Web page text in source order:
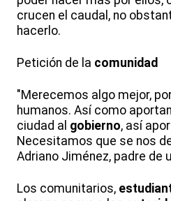
crucen el caudal, no
hacerlo.
Petición de la comunidad
"Merecemos algo mejor,
humanos. Así como
ciudad al gobierno, así
Necesitamos que se nos
Adriano Jiménez, padre de
Los comunitarios,